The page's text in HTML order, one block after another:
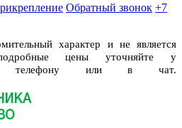
Обратный звонок +7
характер и не является
цены уточняйте у
по телефону или в чат.